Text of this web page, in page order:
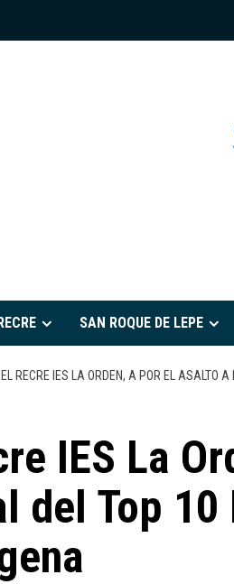
SAN ROQUE DE LEPE
EL RECRE IES LA ORDEN, A POR EL ASALTO
IES La
del Top